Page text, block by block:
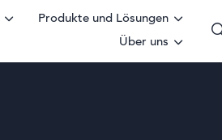
Produkte und Lösungen
Über uns
Englisch